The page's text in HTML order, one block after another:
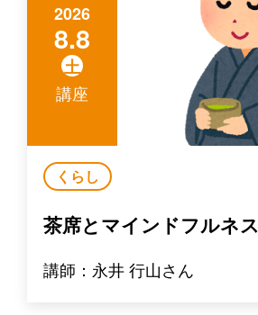
2026
8.8
土
講座
くらし
茶席とマインドフルネス
講師：永井 行山さん